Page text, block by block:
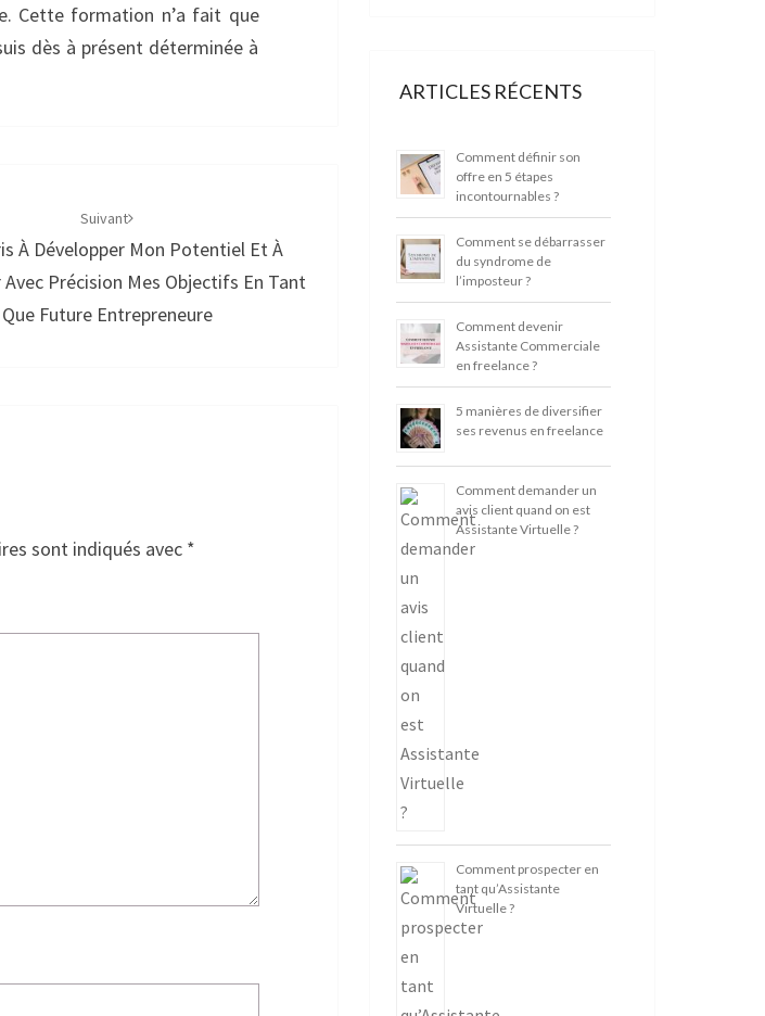
Cette formation n’a fait que
dès à présent déterminée à
Suivant
À Développer Mon Potentiel Et À
Précision Mes Objectifs En Tant
Que Future Entrepreneure
sont indiqués avec *
ARTICLES RÉCENTS
Comment définir son
offre en 5 étapes
incontournables ?
Comment se débarrasser
du syndrome de
l’imposteur ?
Comment devenir
Assistante Commerciale
en freelance ?
5 manières de diversifier
ses revenus en freelance
Comment demander un
avis client quand on est
Assistante Virtuelle ?
Comment prospecter en
tant qu’Assistante
Virtuelle ?